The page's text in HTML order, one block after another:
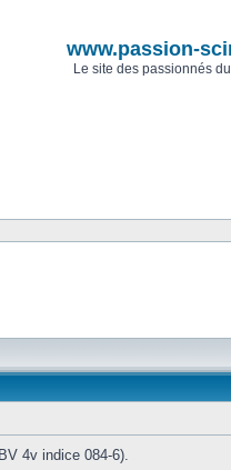
www.passion-
Le site des passionnés
4v indice 084-6).